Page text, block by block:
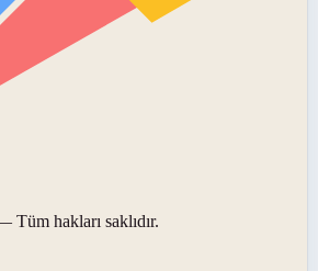
Tüm hakları saklıdır.